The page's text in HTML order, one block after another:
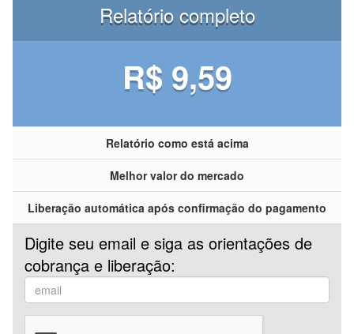
Relatório completo
R$ 9,59
Relatório como está acima
Melhor valor do mercado
Liberação automática após confirmação do pagamento
Digite seu email e siga as orientações de
cobrança e liberação: